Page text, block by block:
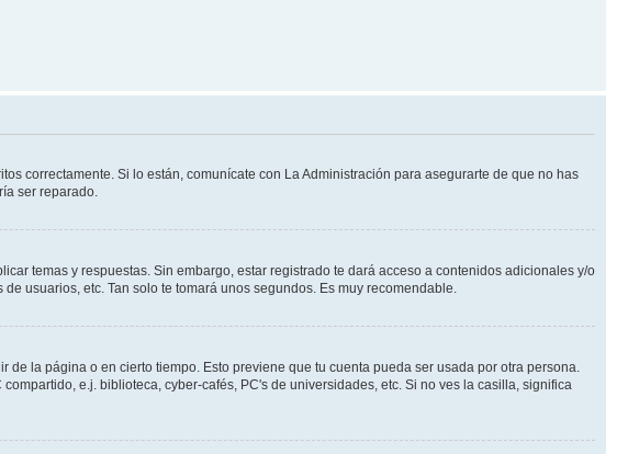
correctamente. Si lo están, comunícate con La Administración para asegurarte de que no has
ser reparado.
temas y respuestas. Sin embargo, estar registrado te dará acceso a contenidos adicionales y/o
usuarios, etc. Tan solo te tomará unos segundos. Es muy recomendable.
la página o en cierto tiempo. Esto previene que tu cuenta pueda ser usada por otra persona.
e.j. biblioteca, cyber-cafés, PC's de universidades, etc. Si no ves la casilla, significa